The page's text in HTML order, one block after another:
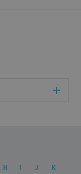
H I J
K